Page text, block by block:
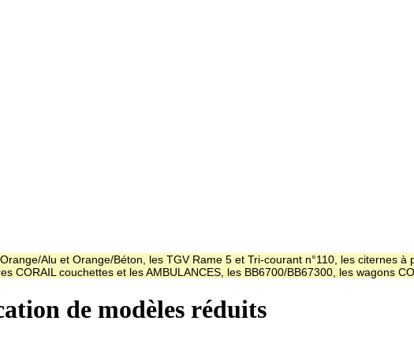
Alu et Orange/Béton, les TGV Rame 5 et Tri-courant n°110, les citernes
CORAIL couchettes et les AMBULANCES, les BB6700/BB67300, les wagons
de modèles réduits